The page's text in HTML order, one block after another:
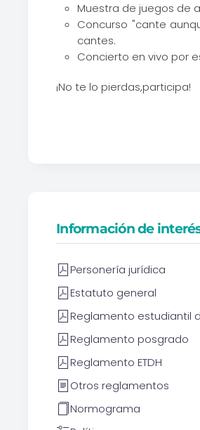
Muestra de juegos de
Concurso "cante
cantes.
Concierto en vivo por
¡No te lo pierdas,participa!
Información de
Personería jurídica
Estatuto general
Reglamento estudiantil
Reglamento posgrado
Reglamento ETDH
Otros reglamentos
Normograma